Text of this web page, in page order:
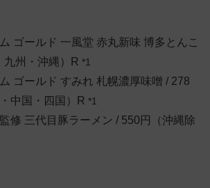
ゴールド 一風堂 赤丸新味 博多とんこ
九州・沖縄）R *1
ゴールド すみれ 札幌濃厚味噌 / 278
中国・四国）R *1
修 三代目豚ラーメン / 550円（沖縄除